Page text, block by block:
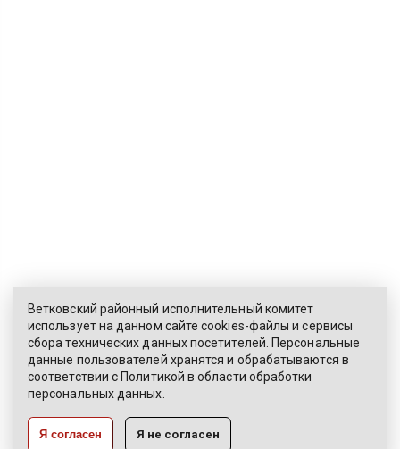
ЭЛЕКТРОННОЕ ОБРАЩЕНИЕ
КАРТА САЙТА
РАЗРАБОТКА:
ЦВР «Октябрьский»
Ветковский районный исполнительный комитет
использует на данном сайте cookies-файлы и сервисы
сбора технических данных посетителей. Персональные
данные пользователей хранятся и обрабатываются в
соответствии с Политикой в области обработки
персональных данных.
Я не согласен
Я согласен